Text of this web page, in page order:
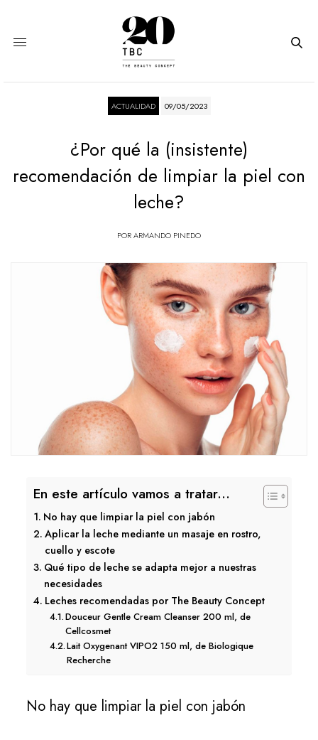
ACTUALIDAD 09/05/2023
¿Por qué la (insistente)
recomendación de limpiar la piel con
leche?
PORARMANDO PINEDO
En este artículo vamos a tratar...
No hay que limpiar la piel con jabón
Aplicar la leche mediante un masaje en rostro,
cuello y escote
Qué tipo de leche se adapta mejor a nuestras
necesidades
Leches recomendadas por The Beauty Concept
Douceur Gentle Cream Cleanser 200 ml, de
Cellcosmet
Lait Oxygenant VIPO2 150 ml, de Biologique
Recherche
No hay que limpiar la piel con jabón